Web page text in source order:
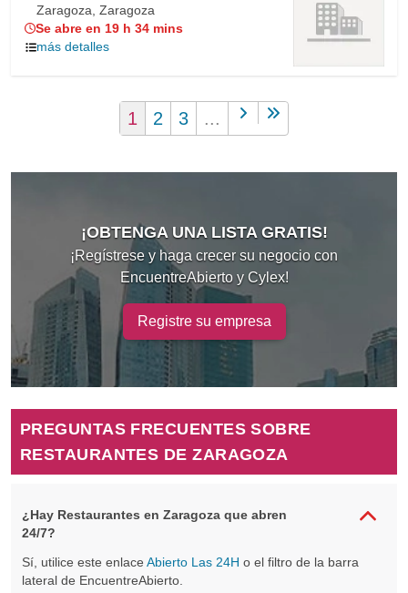
Zaragoza, Zaragoza
Se abre en 19 h 34 mins
más detalles
1 2 3 ...
¡OBTENGA UNA LISTA GRATIS!
¡Regístrese y haga crecer su negocio con
EncuentreAbierto y Cylex!
Registre su empresa
PREGUNTAS FRECUENTES SOBRE
RESTAURANTES DE ZARAGOZA
¿Hay Restaurantes en Zaragoza que abren
24/7?
Sí, utilice este enlace Abierto Las 24H o el filtro de la barra
lateral de EncuentreAbierto.